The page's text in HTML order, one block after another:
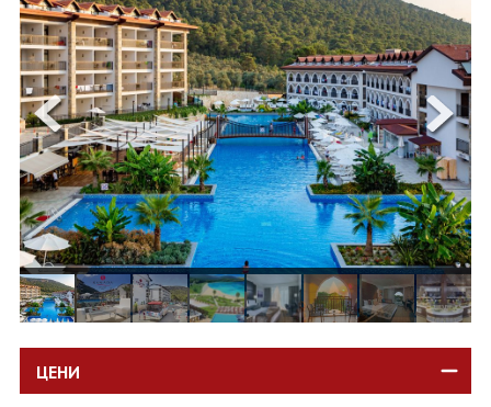
ЗА НАС
КОНТАКТИ
ФИРМЕНИ ДОКУМЕНТИ
0700 144 34 Запитване
ПОСЛЕДВАЙТЕ НИ
ЦЕНИ